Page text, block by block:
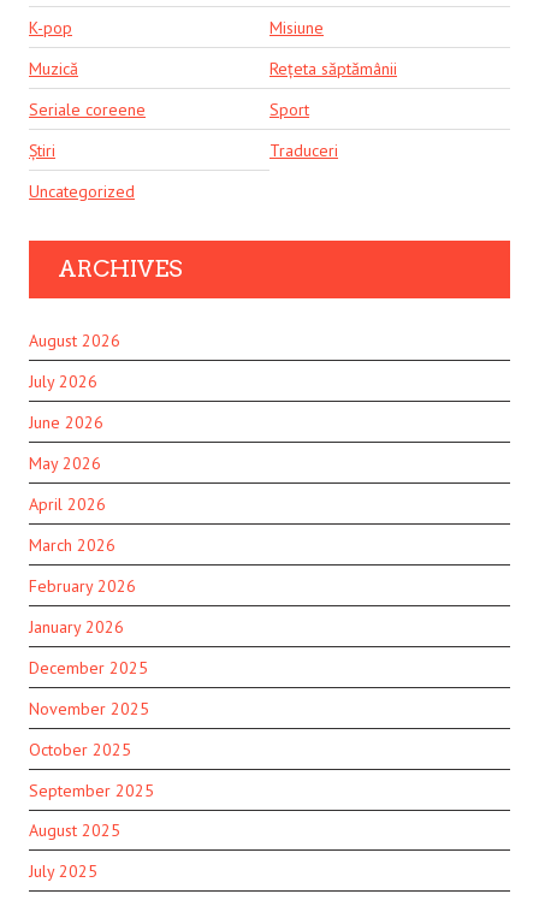
K-pop
Misiune
Muzică
Rețeta săptămânii
Seriale coreene
Sport
Știri
Traduceri
Uncategorized
ARCHIVES
August 2026
July 2026
June 2026
May 2026
April 2026
March 2026
February 2026
January 2026
December 2025
November 2025
October 2025
September 2025
August 2025
July 2025